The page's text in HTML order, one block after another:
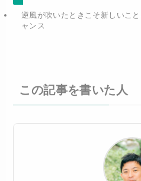
逆風が吹いたときこそ新しいこ
ャンス
この記事を書いた人